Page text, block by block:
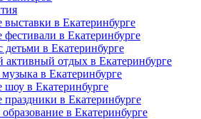
выставки в Екатеринбурге
фестивали в Екатеринбурге
детьми в Екатеринбурге
активный отдых в Екатеринбурге
музыка в Екатеринбурге
шоу в Екатеринбурге
праздники в Екатеринбурге
в Екатеринбурге